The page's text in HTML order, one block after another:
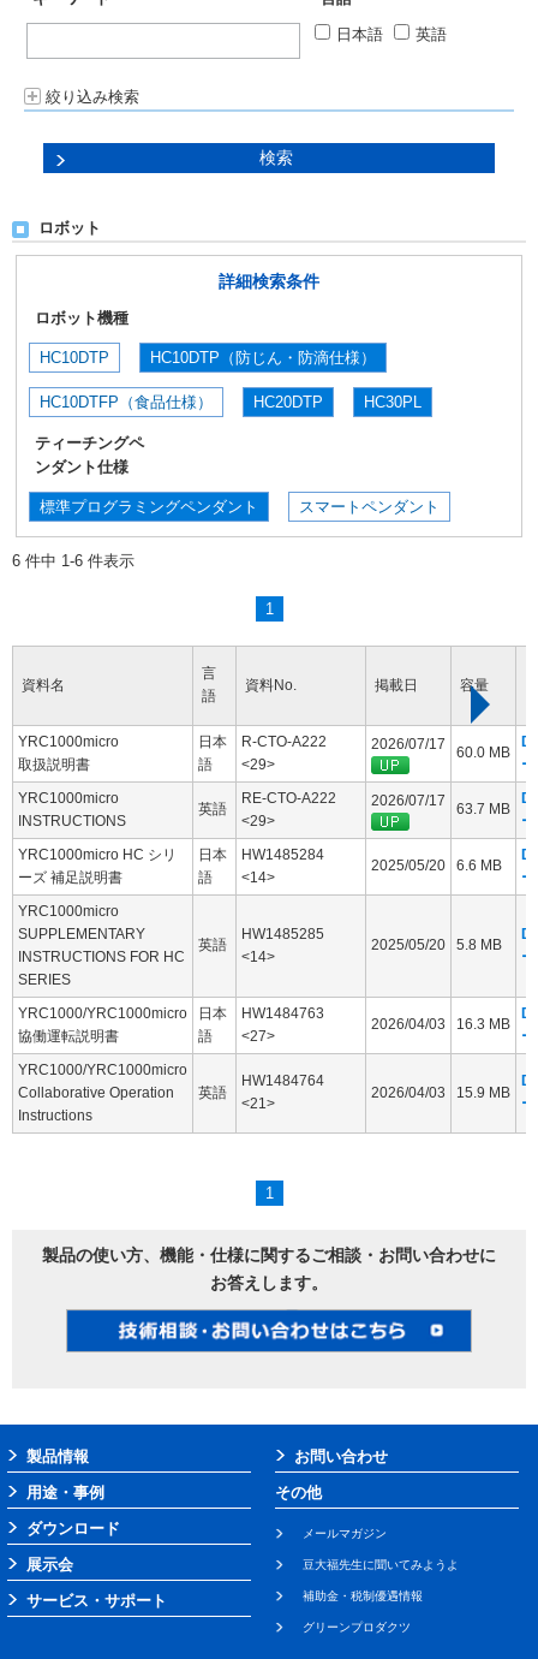
日本語
英語
絞り込み検索
ロボット
詳細検索条件
ロボット機種
HC10DTP HC10DTP（防じん・防滴仕様）
HC10DTFP（食品仕様） HC20DTP HC30PL
ティーチングペ
ンダント仕様
標準プログラミングペンダント スマートペンダント
6 件中 1-6 件表示
1
資料名
言
語
資料No. 掲載日 容量
YRC1000micro
取扱説明書
日本
語
R-CTO-A222
<29>
2026/07/17 60.0 MB
YRC1000micro
INSTRUCTIONS
英語
RE-CTO-A222
<29>
2026/07/17 63.7 MB
YRC1000micro HC シリ
ーズ 補足説明書
日本
語
HW1485284
<14>
2025/05/20 6.6 MB
YRC1000micro
SUPPLEMENTARY
INSTRUCTIONS FOR HC
SERIES
英語
HW1485285
<14>
2025/05/20 5.8 MB
YRC1000/YRC1000micro
協働運転説明書
日本
語
HW1484763
<27>
2026/04/03 16.3 MB
YRC1000/YRC1000micro
Collaborative Operation
Instructions
英語
HW1484764
<21>
2026/04/03 15.9 MB
1
製品の使い方、機能・仕様に関するご相談・お問い合わせに
お答えします。
製品情報
用途・事例
ダウンロード
展示会
サービス・サポート
お問い合わせ
その他
メールマガジン
豆大福先生に聞いてみようよ
補助金・税制優遇情報
グリーンプロダクツ